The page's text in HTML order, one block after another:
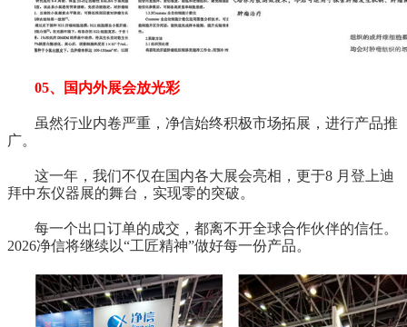
05、国内外展会放光彩
虽然行业内卷严重，净信始终积极市场拓展，进行产品推
广。
这一年，我们不仅在国内各大展会亮相，更于8 月登上迪
拜中东仪器展的舞台，实现零的突破。
每一个出口订单的成交，都离不开全球合作伙伴的信任。
2026净信将继续以“工匠精神”做好每一份产品。